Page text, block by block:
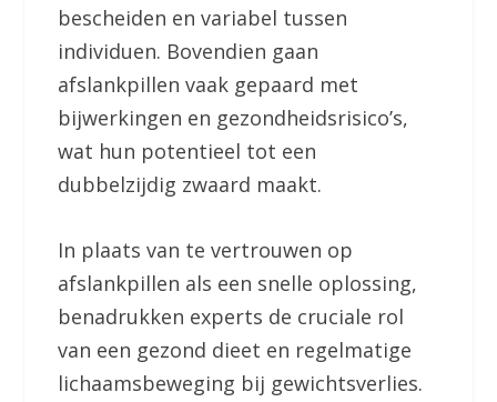
bescheiden en variabel tussen
individuen. Bovendien gaan
afslankpillen vaak gepaard met
bijwerkingen en gezondheidsrisico’s,
wat hun potentieel tot een
dubbelzijdig zwaard maakt.
In plaats van te vertrouwen op
afslankpillen als een snelle oplossing,
benadrukken experts de cruciale rol
van een gezond dieet en regelmatige
lichaamsbeweging bij gewichtsverlies.